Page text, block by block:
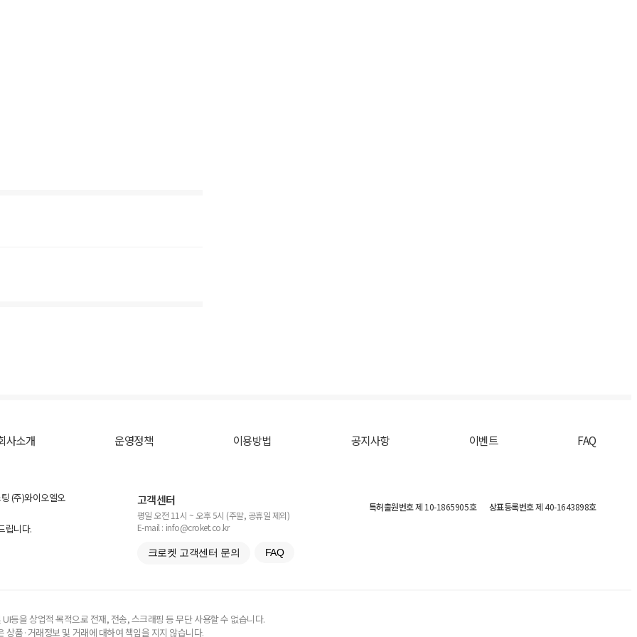
사소개 운영정책 이용방법 공지사항 이벤트 FAQ
(주)와이오엘오
립니다.
고객센터
평일 오전 11시 ~ 오후 5시 (주말, 공휴일 제외)
E-mail : info@croket.co.kr
크로켓 고객센터 문의 FAQ
특허출원번호제 10-1865905호 상표등록번호제 40-1643898호
등을 상업적 목적으로 전재, 전송, 스크래핑 등 무단 사용할 수 없습니다.
품·거래정보 및 거래에 대하여 책임을 지지 않습니다.